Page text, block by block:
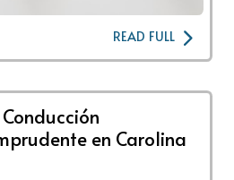
READ FULL
en Carolina